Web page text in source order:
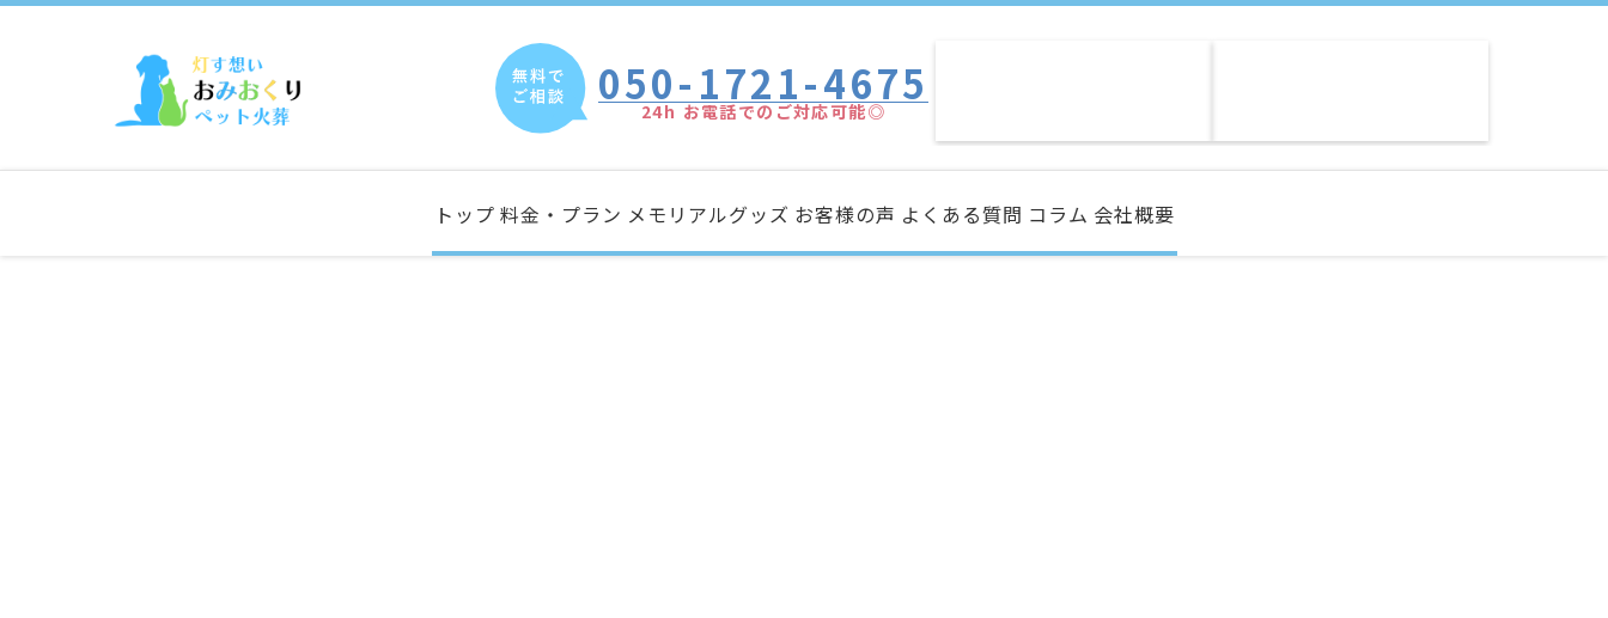
050-1721-4675
24h お電話でのご対応可能◎
トップ 料金・プラン メモリアルグッズ お客様の声 よくある質問 コラム 会社概要